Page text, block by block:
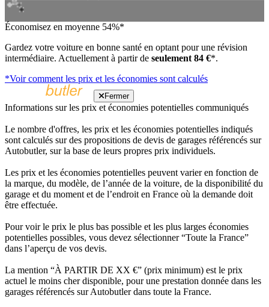
Économisez en moyenne 54%*
Gardez votre voiture en bonne santé en optant pour une révision
intermédiaire. Actuellement à partir de seulement 84 €*.
*Voir comment les prix et les économies sont calculés
Fermer
Informations sur les prix et économies potentielles communiqués
Le nombre d'offres, les prix et les économies potentielles indiqués
sont calculés sur des propositions de devis de garages référencés sur
Autobutler, sur la base de leurs propres prix individuels.
Les prix et les économies potentielles peuvent varier en fonction de
la marque, du modèle, de l’année de la voiture, de la disponibilité du
garage et du moment et de l’endroit en France où la demande doit
être effectuée.
Pour voir le prix le plus bas possible et les plus larges économies
potentielles possibles, vous devez sélectionner “Toute la France”
dans l’aperçu de vos devis.
La mention “À PARTIR DE XX €” (prix minimum) est le prix
actuel le moins cher disponible, pour une prestation donnée dans les
garages référencés sur Autobutler dans toute la France.